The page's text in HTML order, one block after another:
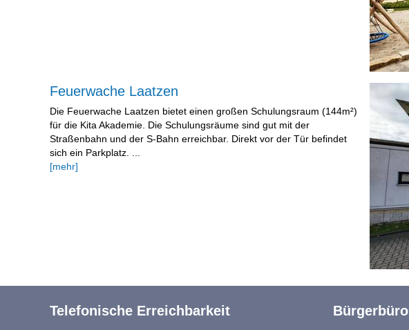
Feuerwache Laatzen
Die Feuerwache Laatzen bietet einen großen Schulungsraum (144m²)
für die Kita Akademie. Die Schulungsräume sind gut mit der
Straßenbahn und der S-Bahn erreichbar. Direkt vor der Tür befindet
sich ein Parkplatz. ...
[mehr]
Telefonische Erreichbarkeit Bürgerbüro